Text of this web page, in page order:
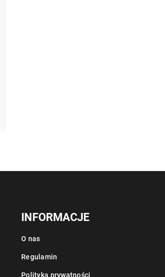
INFORMACJE
O nas
Regulamin
Polityka prywatności